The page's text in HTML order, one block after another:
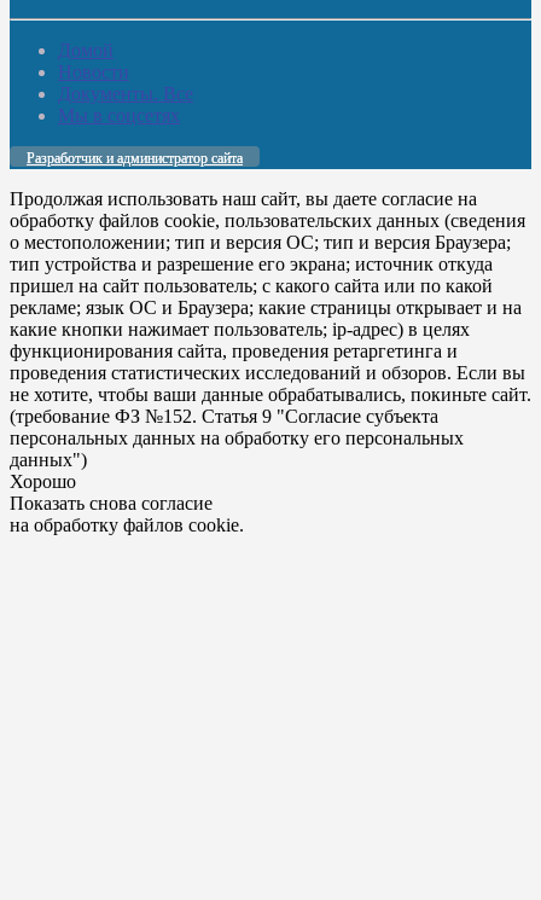
Домой
Новости
Документы. Все
Мы в соцсетях
Разработчик и администратор сайта
Продолжая использовать наш сайт, вы даете согласие на
обработку файлов cookie, пользовательских данных (сведения
о местоположении; тип и версия ОС; тип и версия Браузера;
тип устройства и разрешение его экрана; источник откуда
пришел на сайт пользователь; с какого сайта или по какой
рекламе; язык ОС и Браузера; какие страницы открывает и на
какие кнопки нажимает пользователь; ip-адрес) в целях
функционирования сайта, проведения ретаргетинга и
проведения статистических исследований и обзоров. Если вы
не хотите, чтобы ваши данные обрабатывались, покиньте сайт.
(требование ФЗ №152. Статья 9 "Согласие субъекта
персональных данных на обработку его персональных
данных")
Хорошо
Показать снова согласие
на обработку файлов cookie.